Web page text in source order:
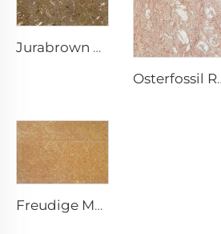
Jurabrown Natürliche Einzigartige Merkmale Kalksteinscheibe
Osterfossil Rosa
Freudige Muschellieder Natürliche Einzigartige Merkmale Kalksteinscheibe